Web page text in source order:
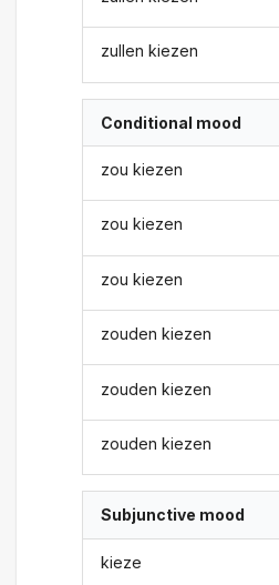
zullen kiezen
Conditional mood
zou kiezen
zou kiezen
zou kiezen
zouden kiezen
zouden kiezen
zouden kiezen
Subjunctive mood
kieze